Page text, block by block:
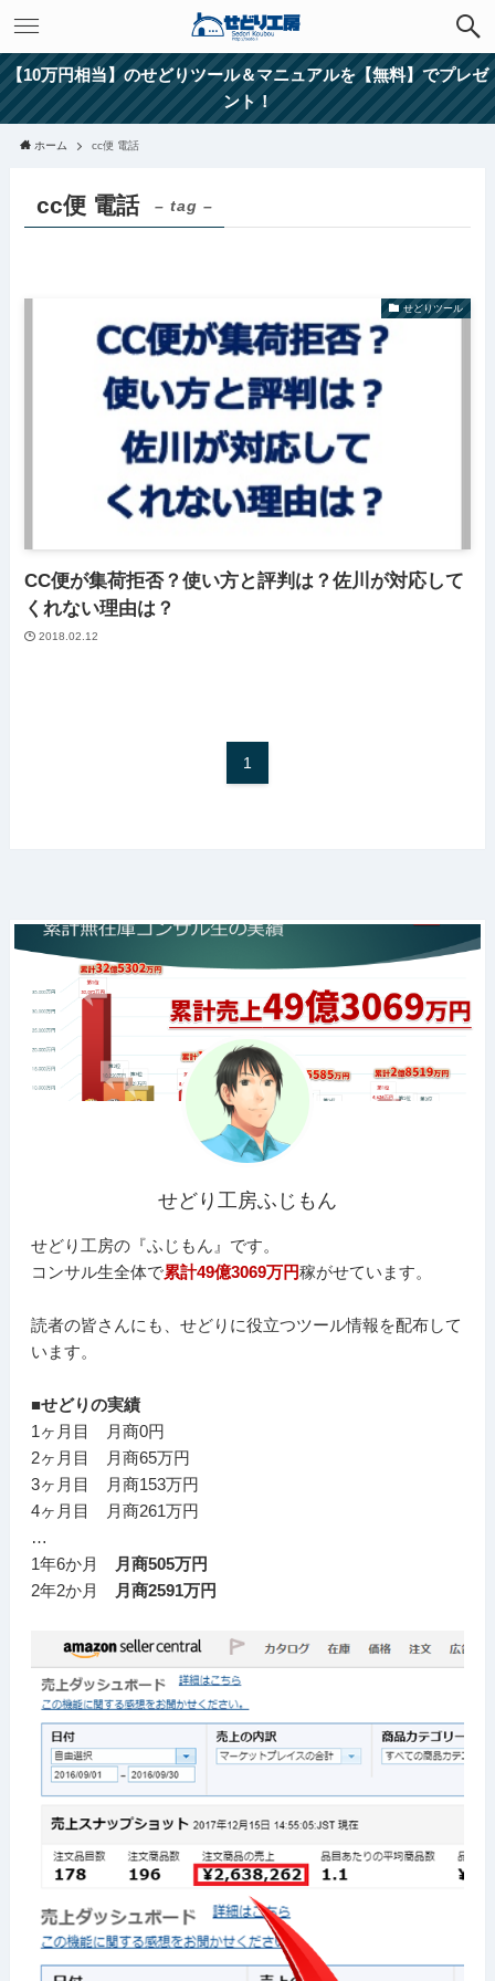
【10万円相当】のせどりツール＆マニュアルを【無料】でプレゼ
ント！
ホーム cc便 電話
cc便 電話 – tag –
せどりツール
CC便が集荷拒否？使い方と評判は？佐川が対応して
くれない理由は？
2018.02.12
1
せどり工房ふじもん
せどり工房の『ふじもん』です。
コンサル生全体で累計49億3069万円稼がせています。
読者の皆さんにも、せどりに役立つツール情報を配布して
います。
■せどりの実績
1ヶ月目 月商0円
2ヶ月目 月商65万円
3ヶ月目 月商153万円
4ヶ月目 月商261万円
…
1年6か月
月商505万円
2年2か月
月商2591万円